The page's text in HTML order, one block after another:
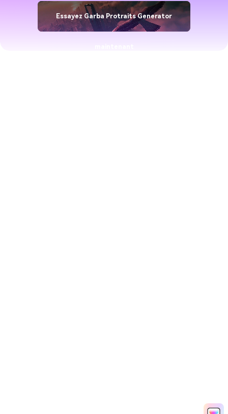
Essayez Garba Protraits Generator